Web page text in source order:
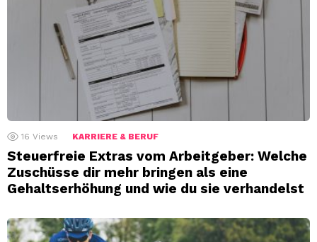
16 Views KARRIERE & BERUF
Steuerfreie Extras vom Arbeitgeber: Welche
Zuschüsse dir mehr bringen als eine
Gehaltserhöhung und wie du sie verhandelst